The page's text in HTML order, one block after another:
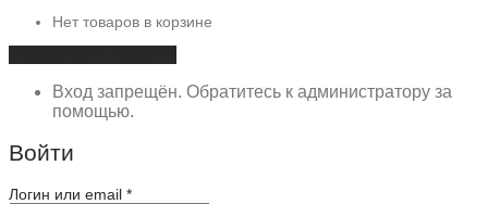
Нет товаров в корзине
Вход запрещён. Обратитесь к администратору за
помощью.
Войти
Логин или email *Обязательно